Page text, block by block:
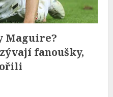
Maguire?
fanoušky,